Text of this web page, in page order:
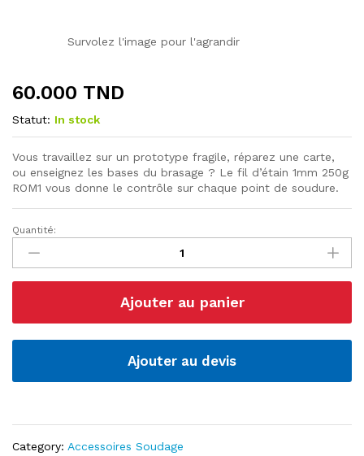
Survolez l'image pour l'agrandir
60.000 TND
Statut: In stock
Vous travaillez sur un prototype fragile, réparez une carte,
ou enseignez les bases du brasage ? Le fil d’étain 1mm 250g
ROM1 vous donne le contrôle sur chaque point de soudure.
Bobine
étain
1MM
250g
2.5%
SN60PB40
Quantité:
Ajouter au panier
Ajouter au devis
Category: Accessoires Soudage